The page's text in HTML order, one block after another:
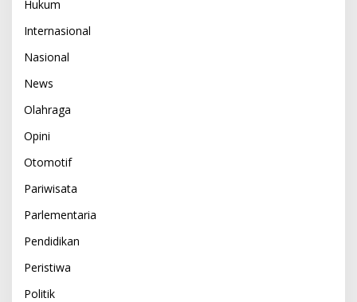
Hukum
Internasional
Nasional
News
Olahraga
Opini
Otomotif
Pariwisata
Parlementaria
Pendidikan
Peristiwa
Politik